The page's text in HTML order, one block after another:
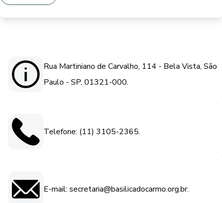
Rua Martiniano de Carvalho, 114 - Bela Vista, São
Paulo - SP, 01321-000.
Telefone: (11) 3105-2365.
E-mail: secretaria@basilicadocarmo.org.br.